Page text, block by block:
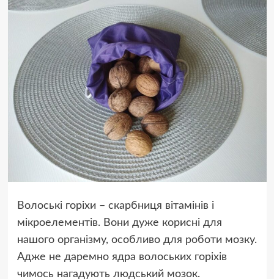
Волоські горіхи – скарбниця вітамінів і
мікроелементів. Вони дуже корисні для
нашого організму, особливо для роботи мозку.
Адже не даремно ядра волоських горіхів
чимось нагадують людський мозок.